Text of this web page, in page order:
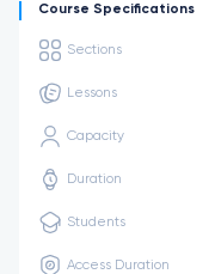
Course Specifications
Sections
Lessons
Capacity
Duration
Students
Access Duration